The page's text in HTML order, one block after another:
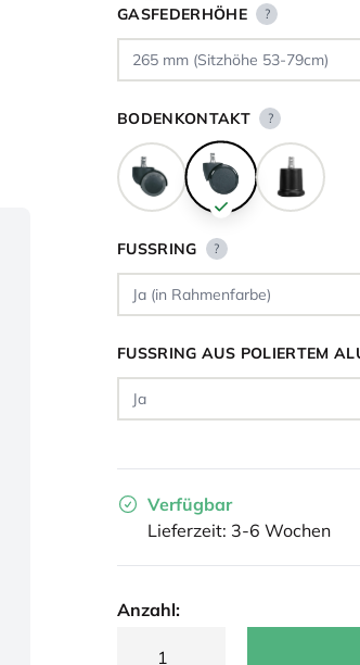
GASFEDERHÖHE ?
BODENKONTAKT ?
FUSSRING ?
FUSSRING AUS POLIERTEM
Verfügbar
Lieferzeit: 3-6 Wochen
Anzahl: